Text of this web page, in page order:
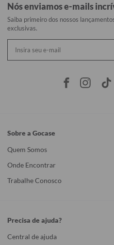
Nós enviamos e-mails
Saiba primeiro dos nossos
exclusivas.
Sobre a Gocase
Quem Somos
Onde Encontrar
Trabalhe Conosco
Precisa de ajuda?
Central de ajuda